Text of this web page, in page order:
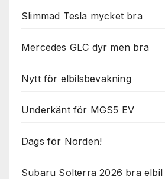
Slimmad Tesla mycket bra
Mercedes GLC dyr men bra
Nytt för elbilsbevakning
Underkänt för MGS5 EV
Dags för Norden!
Subaru Solterra 2026 bra elbil